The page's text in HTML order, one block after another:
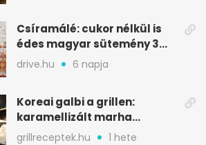
Csíramálé: cukor nélkül is
édes magyar sütemény 3
alapanyagból
drive.hu 6 napja
Koreai galbi a grillen:
karamellizált marha
rövidborda gyorsan
grillreceptek.hu 1 hete